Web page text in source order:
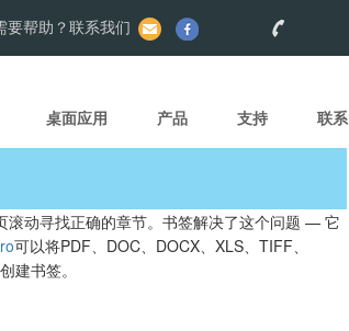
要帮助？联系我们
桌面应用 产品 支持 联系
滚动寻找正确的章节。书签解决了这个问题 — 它
可以将PDF、DOC、DOCX、XLS、TIFF、
建书签。